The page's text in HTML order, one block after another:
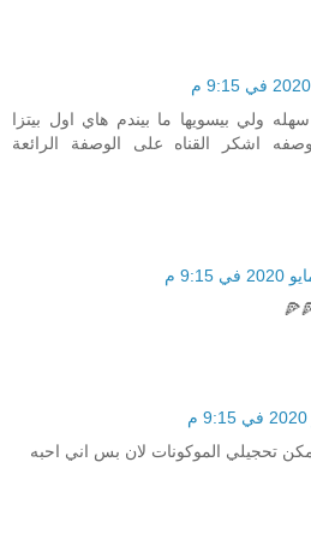
سهله ولي بيسويها ما بيندم هاي اول بيتزا
اشكر القناه على الوصفة الرائعة
تحجيلي الموكونات لان بس اني احبه